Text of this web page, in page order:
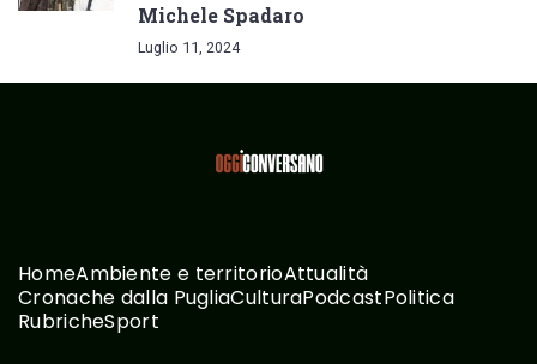
Michele Spadaro
Luglio 11, 2024
HomeAmbiente e territorioAttualità
Cronache dalla PugliaCulturaPodcastPolitica
RubricheSport